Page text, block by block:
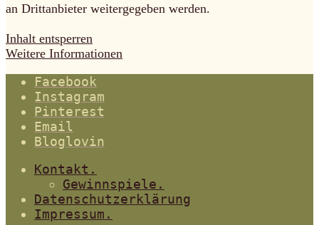
an Drittanbieter weitergegeben werden.
Inhalt entsperren
Weitere Informationen
Facebook
Instagram
Pinterest
Email
Bloglovin
Kontakt.
Gewinnspiele.
Datenschutzerklärung
Impressum.